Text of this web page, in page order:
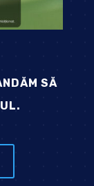
SĂ